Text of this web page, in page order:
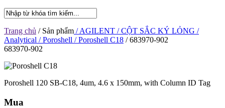
Trang chủ / Sản phẩm / AGILENT / CỘT SẮC KÝ LỎNG /
Analytical / Poroshell / Poroshell C18 / 683970-902
683970-902
Poroshell 120 SB-C18, 4um, 4.6 x 150mm, with Column ID Tag
Mua